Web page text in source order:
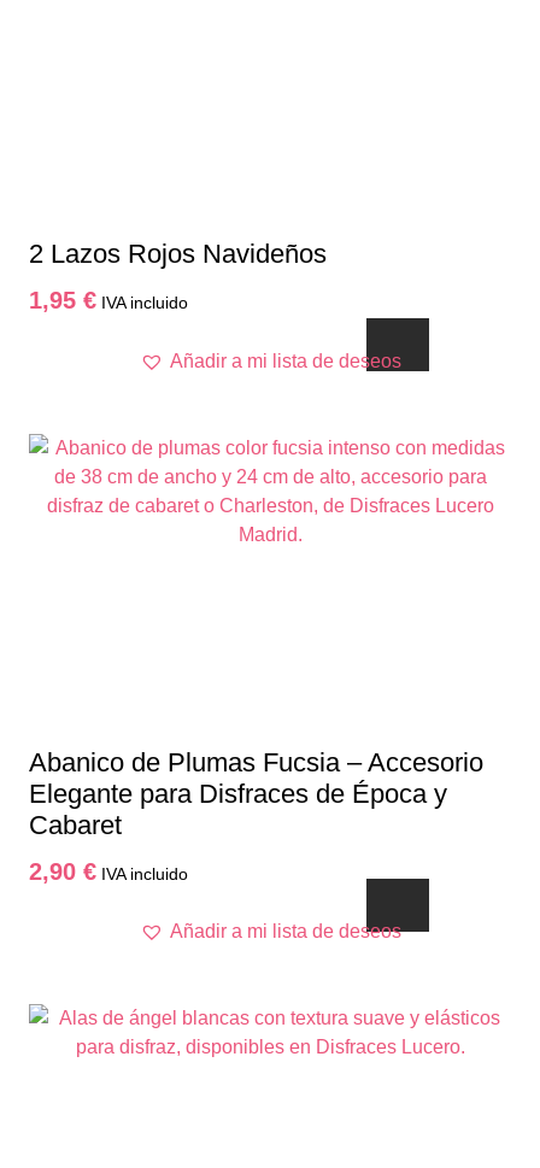
2 Lazos Rojos Navideños
1,95 € IVA incluido
Añadir a mi lista de deseos
Abanico de Plumas Fucsia – Accesorio
Elegante para Disfraces de Época y
Cabaret
2,90 € IVA incluido
Añadir a mi lista de deseos